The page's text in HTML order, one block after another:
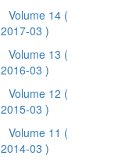
Volume 14 (
2017-03 )
Volume 13 (
2016-03 )
Volume 12 (
2015-03 )
Volume 11 (
2014-03 )